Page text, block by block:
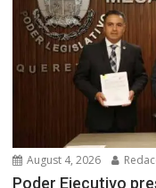
August 4, 2026
Poder Ejecutivo